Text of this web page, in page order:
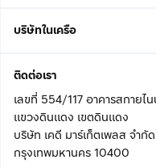
บริษัทในเครือ
ติดต่อเรา
เลขที่ 554/117 อาคารสกาย
แขวงดินแดง เขตดินแดง
บริษัท เคดี มาร์เก็ตเพลส จำ
กรุงเทพมหานคร 10400